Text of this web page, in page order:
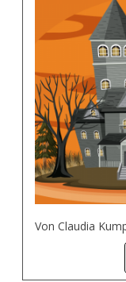
Von Claudia